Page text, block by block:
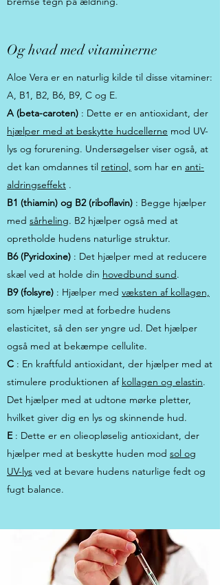
Og hvad med vitaminerne
Aloe Vera er en naturlig kilde til disse vitaminer:
A, B1, B2, B6, B9, C og E.
A (beta-caroten) : Dette er en antioxidant, der
hjælper med at beskytte hudcellerne mod UV-
lys og forurening. Undersøgelser viser også, at
det kan omdannes til retinol, som har en anti-
aldringseffekt .
B1 (thiamin) og B2 (riboflavin) : Begge hjælper
med sårheling. B2 hjælper også med at
opretholde hudens naturlige struktur.
B6 (Pyridoxine) : Det hjælper med at reducere
skæl ved at holde din hovedbund sund.
B9 (folsyre) : Hjælper med væksten af kollagen,
som hjælper med at forbedre hudens
elasticitet, så den ser yngre ud. Det hjælper
også med at bekæmpe cellulite.
C : En kraftfuld antioxidant, der hjælper med at
stimulere produktionen af kollagen og elastin.
Det hjælper med at udtone mørke pletter,
hvilket giver dig en lys og skinnende hud.
E: Dette er en olieopløselig antioxidant, der
hjælper med at beskytte huden mod sol og
UV-lys ved at bevare hudens naturlige fedt og
fugt balance.